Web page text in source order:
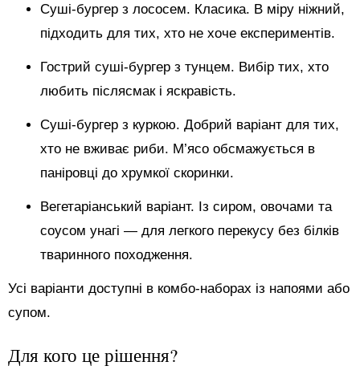
Суші-бургер з лососем. Класика. В міру ніжний,
підходить для тих, хто не хоче експериментів.
Гострий суші-бургер з тунцем. Вибір тих, хто
любить післясмак і яскравість.
Суші-бургер з куркою. Добрий варіант для тих,
хто не вживає риби. М’ясо обсмажується в
паніровці до хрумкої скоринки.
Вегетаріанський варіант. Із сиром, овочами та
соусом унагі — для легкого перекусу без білків
тваринного походження.
Усі варіанти доступні в комбо-наборах із напоями або
супом.
Для кого це рішення?